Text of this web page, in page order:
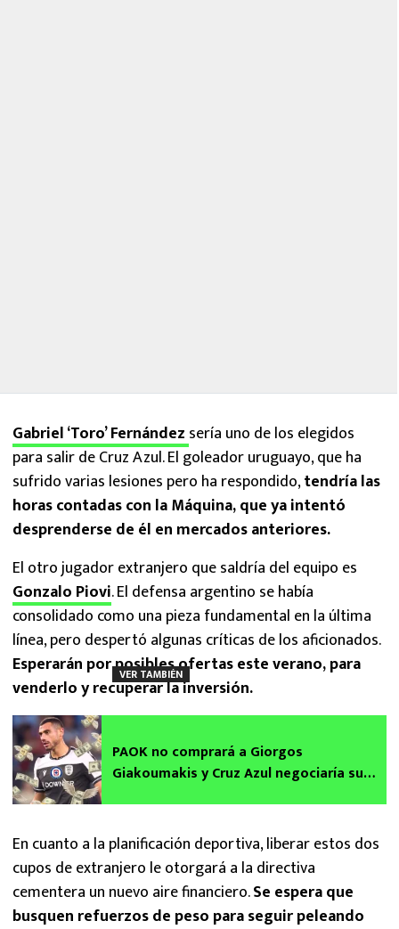
Gabriel ‘Toro’ Fernández sería uno de los elegidos
para salir de Cruz Azul. El goleador uruguayo, que ha
sufrido varias lesiones pero ha respondido,tendría las
horas contadas con la Máquina, que ya intentó
desprenderse de él en mercados anteriores.
El otro jugador extranjero que saldría del equipo es
Gonzalo Piovi. El defensa argentino se había
consolidado como una pieza fundamental en la última
línea, pero despertó algunas críticas de los aficionados.
Esperarán por posibles ofertas este verano, para
venderlo y recuperar la inversión.
VER TAMBIÉN
PAOK no comprará a Giorgos
Giakoumakis y Cruz Azul negociaría su
En cuanto a la planificación deportiva, liberar estos dos
cupos de extranjero le otorgará a la directiva
cementera un nuevo aire financiero.Se espera que
busquen refuerzos de peso para seguir peleando